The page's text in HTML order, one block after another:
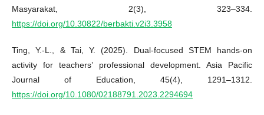
Masyarakat, 2(3), 323–334.
https://doi.org/10.30822/berbakti.v2i3.3958
Ting, Y.-L., & Tai, Y. (2025). Dual-focused STEM hands-on
activity for teachers’ professional development. Asia Pacific
Journal of Education, 45(4), 1291–1312.
https://doi.org/10.1080/02188791.2023.2294694